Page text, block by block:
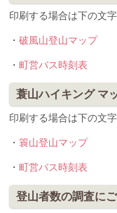
印刷する場合は下の文
・破風山登山マップ
・町営バス時刻表
蓑山ハイキング マ
印刷する場合は下の文
・簑山登山マップ
・町営バス時刻表
登山者数の調査に